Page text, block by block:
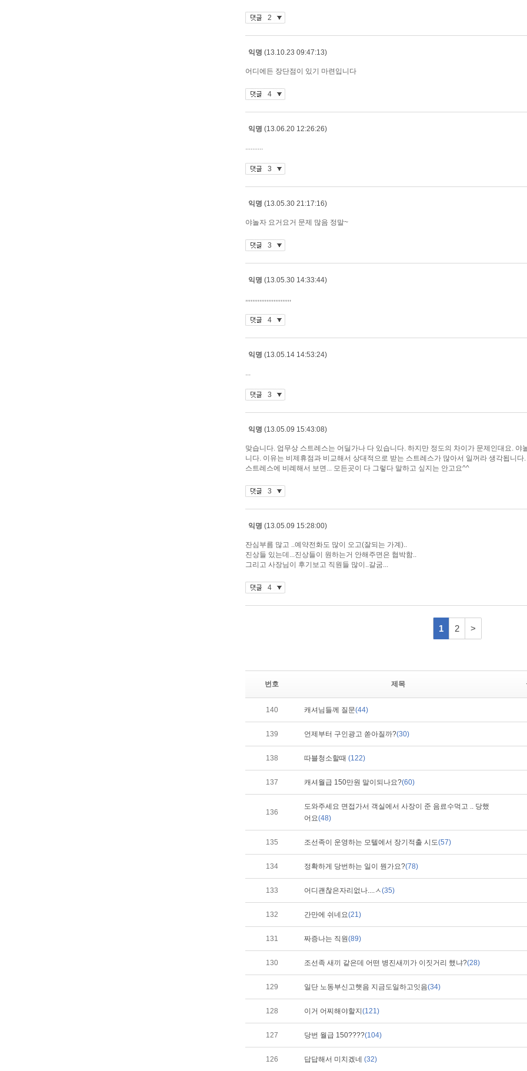
번호 제목
140 캐셔님들께 질문(44)
139 언제부터 구인광고 쏟아질까?(30)
138 따블청소할때 (122)
137 캐셔월급 150만원 말이되나요?(60)
136
도와주세요 면접가서 객실에서 사장이 준 음료수먹고 .. 당했
어요(48)
135 조선족이 운영하는 모텔에서 장기적출 시도(57)
134 정확하게 당번하는 일이 뭔가요?(78)
133 어디괜찮은자리없나....ㅅ(35)
132 간만에 쉬네요(21)
131 짜증나는 직원(89)
130 조선족 새끼 같은데 어떤 병진새끼가 이짓거리 했냐?(28)
129 일단 노동부신고햇음 지금도일하고잇음(34)
128 이거 어찌해야할지 (121)
127 당번 월급 150????(104)
126 답답해서 미치겠네 (32)